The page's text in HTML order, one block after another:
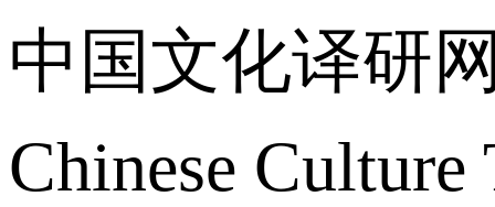
中国文化译研
Chinese